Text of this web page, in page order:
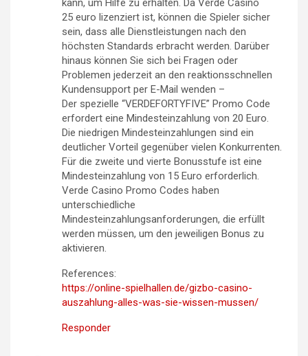
kann, um Hilfe zu erhalten. Da Verde Casino
25 euro lizenziert ist, können die Spieler sicher
sein, dass alle Dienstleistungen nach den
höchsten Standards erbracht werden. Darüber
hinaus können Sie sich bei Fragen oder
Problemen jederzeit an den reaktionsschnellen
Kundensupport per E-Mail wenden –
Der spezielle “VERDEFORTYFIVE” Promo Code
erfordert eine Mindesteinzahlung von 20 Euro.
Die niedrigen Mindesteinzahlungen sind ein
deutlicher Vorteil gegenüber vielen Konkurrenten.
Für die zweite und vierte Bonusstufe ist eine
Mindesteinzahlung von 15 Euro erforderlich.
Verde Casino Promo Codes haben
unterschiedliche
Mindesteinzahlungsanforderungen, die erfüllt
werden müssen, um den jeweiligen Bonus zu
aktivieren.
References:
https://online-spielhallen.de/gizbo-casino-
auszahlung-alles-was-sie-wissen-mussen/
Responder